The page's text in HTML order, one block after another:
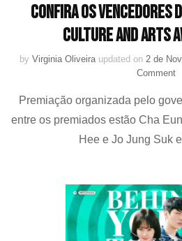
Confira os vencedores
Culture And Arts
by Virginia Oliveira updated on 2 de
Commenton
Premiação organizada pelo
entre os premiados estão Cha
Hee e Jo Jung Suk